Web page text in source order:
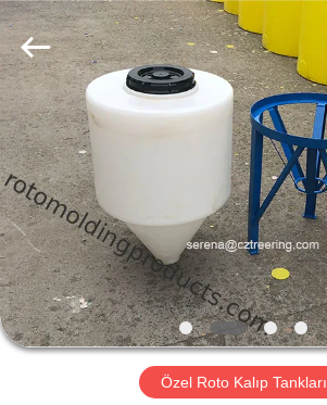
EV
ÜRÜN:%
S
VİDEOLAR
HAKKIMIZDA
Treering
Plastics
CO.,
All
Rights
Reserved.
Özel Roto Kalıp Tankları